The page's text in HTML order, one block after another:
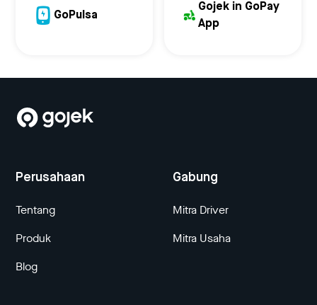
GoPulsa
Gojek in GoPay
App
Perusahaan
Tentang
Produk
Blog
Gabung
Mitra Driver
Mitra Usaha